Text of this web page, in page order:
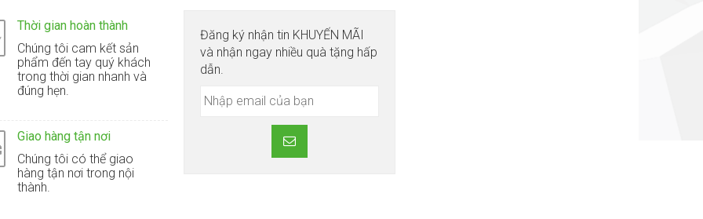
Thời gian hoàn thành
Chúng tôi cam kết sản
phẩm đến tay quý khách
trong thời gian nhanh và
đúng hẹn.
Giao hàng tận nơi
Chúng tôi có thể giao
hàng tận nơi trong nội
thành.
Đăng ký nhận tin KHUYẾN MÃI
và nhận ngay nhiều quà tặng hấp
dẫn.